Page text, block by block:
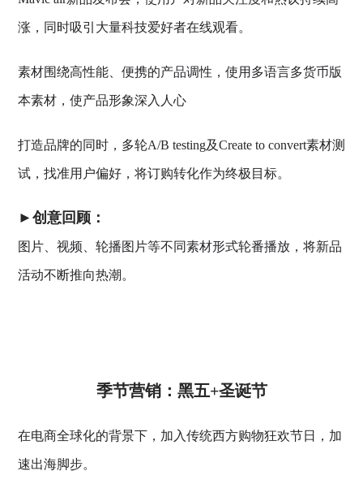
涨，同时吸引大量科技爱好者在线观看。
素材围绕高性能、便携的产品调性，使用多语言多货币版
本素材，使产品形象深入人心
打造品牌的同时，多轮A/B testing及Create to convert素材测
试，找准用户偏好，将订购转化作为终极目标。
►创意回顾：
图片、视频、轮播图片等不同素材形式轮番播放，将新品
活动不断推向热潮。
季节营销：黑五+圣诞节
在电商全球化的背景下，加入传统西方购物狂欢节日，加
速出海脚步。